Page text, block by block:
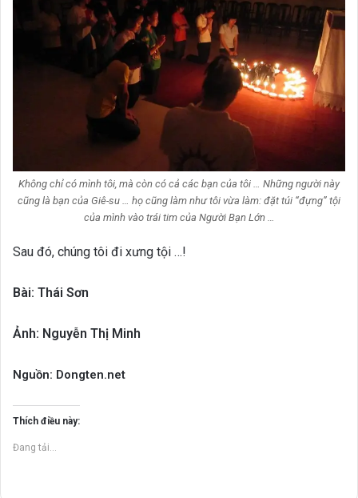
Không chỉ có mình tôi, mà còn có cả các bạn của tôi … Những người này
cũng là bạn của Giê-su … họ cũng làm như tôi vừa làm: đặt túi “đựng” tội
của mình vào trái tim của Người Bạn Lớn …
Sau đó, chúng tôi đi xưng tội …!
Bài: Thái Sơn
Ảnh: Nguyễn Thị Minh
Nguồn: Dongten.net
Thích điều này:
Đang tải...